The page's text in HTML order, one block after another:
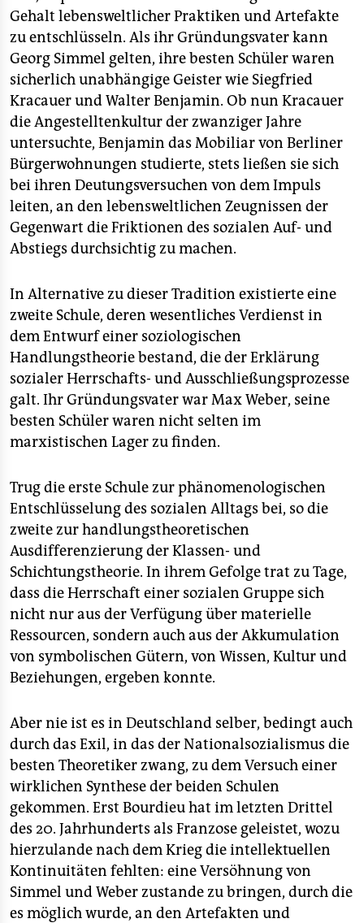
Gehalt lebensweltlicher Praktiken und Artefakte
zu entschlüsseln. Als ihr Gründungsvater kann
Georg Simmel gelten, ihre besten Schüler waren
sicherlich unabhängige Geister wie Siegfried
Kracauer und Walter Benjamin. Ob nun Kracauer
die Angestelltenkultur der zwanziger Jahre
untersuchte, Benjamin das Mobiliar von Berliner
Bürgerwohnungen studierte, stets ließen sie sich
bei ihren Deutungsversuchen von dem Impuls
leiten, an den lebensweltlichen Zeugnissen der
Gegenwart die Friktionen des sozialen Auf- und
Abstiegs durchsichtig zu machen.
In Alternative zu dieser Tradition existierte eine
zweite Schule, deren wesentliches Verdienst in
dem Entwurf einer soziologischen
Handlungstheorie bestand, die der Erklärung
sozialer Herrschafts- und Ausschließungsprozesse
galt. Ihr Gründungsvater war Max Weber, seine
besten Schüler waren nicht selten im
marxistischen Lager zu finden.
Trug die erste Schule zur phänomenologischen
Entschlüsselung des sozialen Alltags bei, so die
zweite zur handlungstheoretischen
Ausdifferenzierung der Klassen- und
Schichtungstheorie. In ihrem Gefolge trat zu Tage,
dass die Herrschaft einer sozialen Gruppe sich
nicht nur aus der Verfügung über materielle
Ressourcen, sondern auch aus der Akkumulation
von symbolischen Gütern, von Wissen, Kultur und
Beziehungen, ergeben konnte.
Aber nie ist es in Deutschland selber, bedingt auch
durch das Exil, in das der Nationalsozialismus die
besten Theoretiker zwang, zu dem Versuch einer
wirklichen Synthese der beiden Schulen
gekommen. Erst Bourdieu hat im letzten Drittel
des 20. Jahrhunderts als Franzose geleistet, wozu
hierzulande nach dem Krieg die intellektuellen
Kontinuitäten fehlten: eine Versöhnung von
Simmel und Weber zustande zu bringen, durch die
es möglich wurde, an den Artefakten und